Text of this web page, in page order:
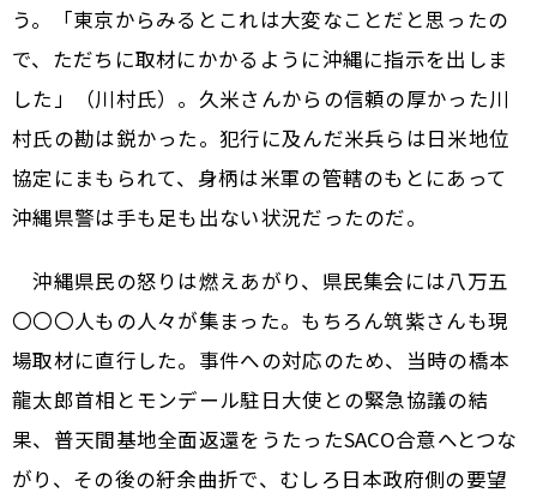
う。「東京からみるとこれは大変なことだと思ったの
で、ただちに取材にかかるように沖縄に指示を出しま
した」（川村氏）。久米さんからの信頼の厚かった川
村氏の勘は鋭かった。犯行に及んだ米兵らは日米地位
協定にまもられて、身柄は米軍の管轄のもとにあって
沖縄県警は手も足も出ない状況だったのだ。
沖縄県民の怒りは燃えあがり、県民集会には八万五
〇〇〇人もの人々が集まった。もちろん筑紫さんも現
場取材に直行した。事件への対応のため、当時の橋本
龍太郎首相とモンデール駐日大使との緊急協議の結
果、普天間基地全面返還をうたったSACO合意へとつな
がり、その後の紆余曲折で、むしろ日本政府側の要望